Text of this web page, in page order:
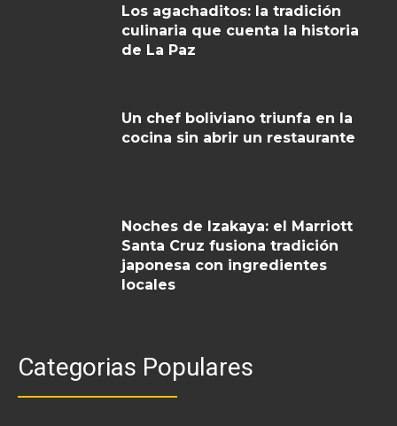
Los agachaditos: la tradición
culinaria que cuenta la historia
de La Paz
Un chef boliviano triunfa en la
cocina sin abrir un restaurante
Noches de Izakaya: el Marriott
Santa Cruz fusiona tradición
japonesa con ingredientes
locales
Categorias Populares